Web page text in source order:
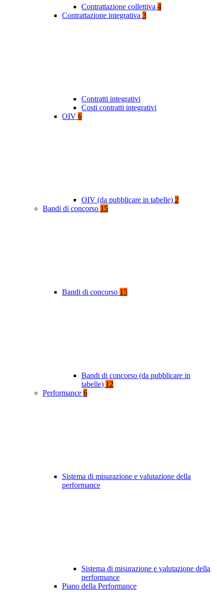
Contrattazione collettiva 4
Contrattazione integrativa 3
Contratti integrativi
Costi contratti integrativi
OIV 6
OIV (da pubblicare in tabelle) 2
Bandi di concorso 15
Bandi di concorso 15
Bandi di concorso (da pubblicare in
tabelle) 12
Performance 6
Sistema di misurazione e valutazione della
performance
Sistema di misurazione e valutazione della
performance
Piano della Performance